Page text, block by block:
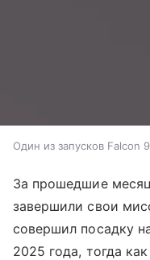
Один из запусков Falcon 9
За прошедшие
завершили свои
совершил посадку
2025 года, тогда